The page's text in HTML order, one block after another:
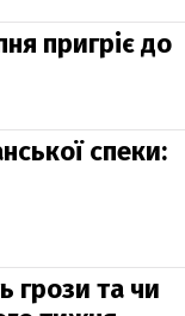
пригріє до
спеки:
грози та чи